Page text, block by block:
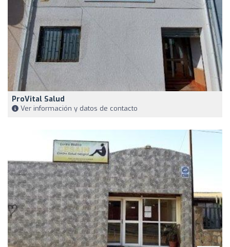
ProVital Salud
Ver información y datos de contacto